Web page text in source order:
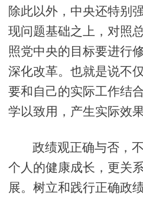
除此以外，中央还特别
现问题基础之上，对照
照党中央的目标要进行
深化改革。也就是说不
要和自己的实际工作结
学以致用，产生实际效
政绩观正确与否，
个人的健康成长，更关
展。树立和践行正确政